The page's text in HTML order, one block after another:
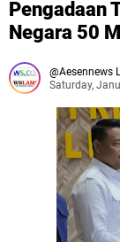
Pengadaan
Negara 50
Aesennews
Saturday,